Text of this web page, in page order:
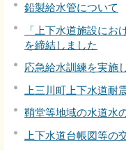
鉛製給水管について
「上下水道施設にお
を締結しました
応急給水訓練を実施
上三川町上下水道耐
鞘堂等地域の水道水
上下水道台帳図等の